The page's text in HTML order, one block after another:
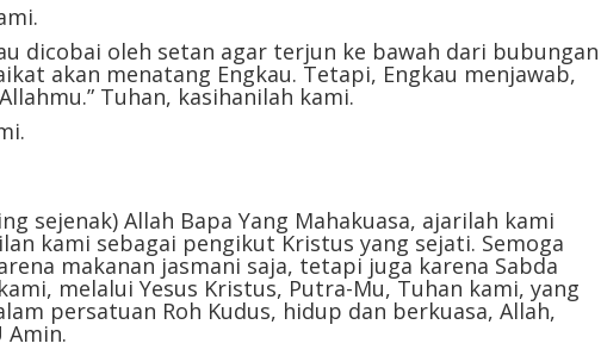
dicobai oleh setan agar terjun ke bawah dari bubungan
akan menatang Engkau. Tetapi, Engkau menjawab,
Tuhan, kasihanilah kami.
sejenak) Allah Bapa Yang Mahakuasa, ajarilah kami
kami sebagai pengikut Kristus yang sejati. Semoga
makanan jasmani saja, tetapi juga karena Sabda
melalui Yesus Kristus, Putra-Mu, Tuhan kami, yang
persatuan Roh Kudus, hidup dan berkuasa, Allah,
Amin.